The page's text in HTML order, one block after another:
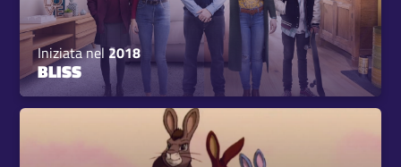
Iniziata nel 2018
BLISS